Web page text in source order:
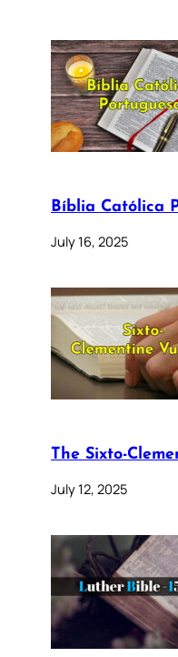
Bíblia Católica
July 16, 2025
The Sixto-
July 12, 2025